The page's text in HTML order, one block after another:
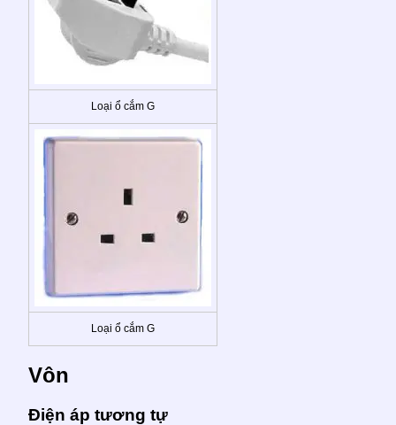
Loại ổ cắm G
Loại ổ cắm G
Vôn
Điện áp tương tự